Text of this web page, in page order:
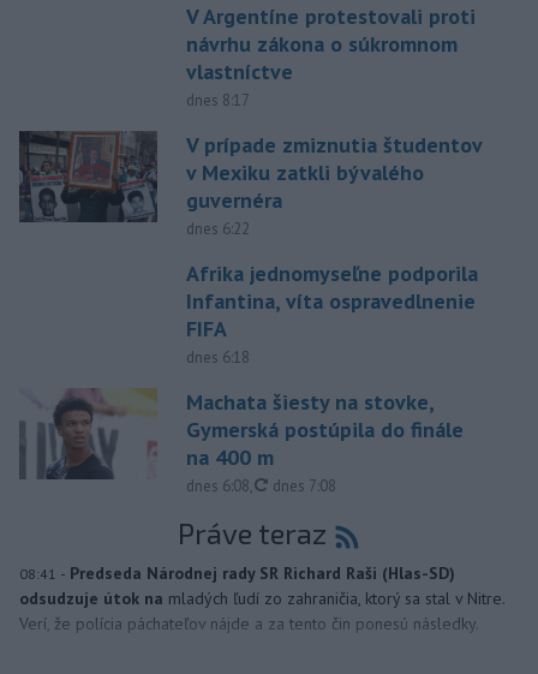
V Argentíne protestovali proti
návrhu zákona o súkromnom
vlastníctve
dnes 8:17
V prípade zmiznutia študentov
v Mexiku zatkli bývalého
guvernéra
dnes 6:22
Afrika jednomyseľne podporila
Infantina, víta ospravedlnenie
FIFA
dnes 6:18
Machata šiesty na stovke,
Gymerská postúpila do finále
na 400 m
dnes 6:08, aktualizované
dnes 7:08
Práve teraz
08:41 - Predseda Národnej rady SR Richard Raši (Hlas-SD)
odsudzuje útok na mladých ľudí zo zahraničia, ktorý sa stal v Nitre.
Verí, že polícia páchateľov nájde a za tento čin ponesú následky.